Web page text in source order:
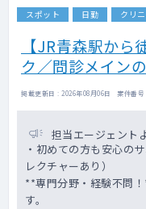
スポット 日勤 クリ
【JR青森駅か
ク／問診メイン
掲載更新日 : 2026年08月06日 案件番号
担当エージェント
・初めての方も安心の
レクチャーあり）
**専門分野・経験不問
す。